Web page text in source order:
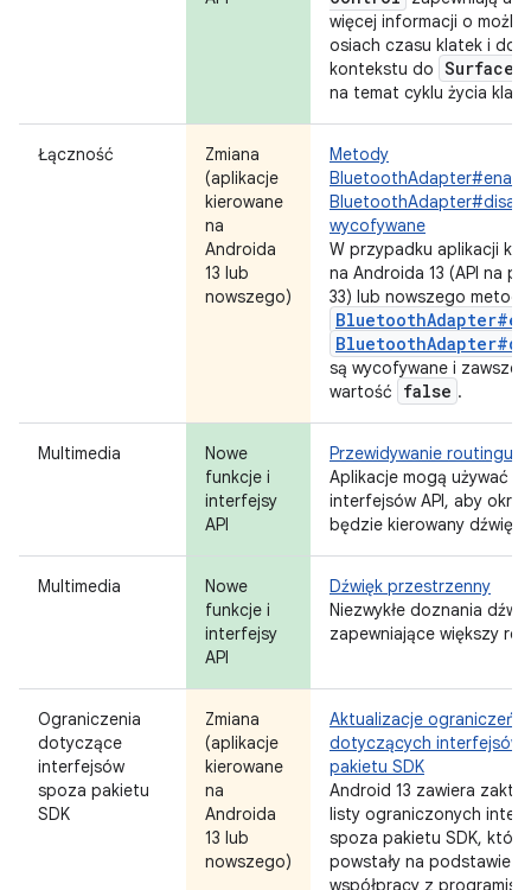
więcej informacji o
osiach czasu klatek i
kontekstu do Surface
na temat cyklu życia
Łączność
Zmiana
(aplikacje
kierowane
na
Androida
13 lub
nowszego)
Metody
wycofywane
W przypadku aplikacji
na Androida 13 (API na
33) lub nowszego metody
są wycofywane i zawsze
wartość
false .
Multimedia
Nowe
funkcje i
interfejsy
API
Przewidywanie routingu
Aplikacje mogą używać
interfejsów API, aby
będzie kierowany dźwięk.
Multimedia
Nowe
funkcje i
interfejsy
API
Dźwięk przestrzenny
Niezwykłe doznania
zapewniające większy
Ograniczenia
dotyczące
interfejsów
spoza pakietu
SDK
Zmiana
(aplikacje
kierowane
na
Androida
13 lub
nowszego)
Aktualizacje ograniczeń
dotyczących interfejsów
pakietu SDK
Android 13 zawiera
listy ograniczonych
spoza pakietu SDK, które
powstały na podstawie
współpracy z